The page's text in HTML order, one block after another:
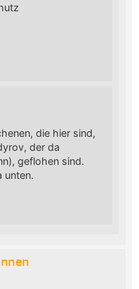
die hier sind,
der da
geflohen sind.
unten.